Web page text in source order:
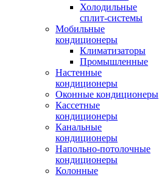
Холодильные
сплит-системы
Мобильные
кондиционеры
Климатизаторы
Промышленные
Настенные
кондиционеры
Оконные кондиционеры
Кассетные
кондиционеры
Канальные
кондиционеры
Напольно-потолочные
кондиционеры
Колонные